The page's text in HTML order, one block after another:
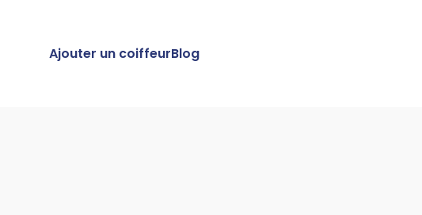
Ajouter un coiffeurBlog